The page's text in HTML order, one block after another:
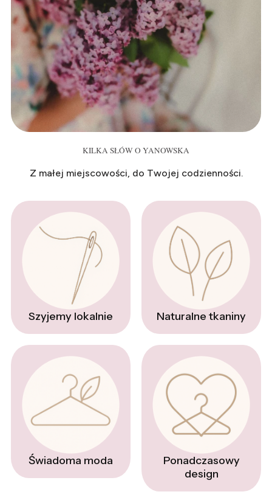
KILKA SŁÓW O YANOWSKA
Z małej miejscowości, do Twojej codzienności.
Szyjemy lokalnie Naturalne tkaniny
Świadoma moda
Ponadczasowy
design